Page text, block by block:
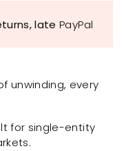
late PayPal
unwinding, every
for single-entity